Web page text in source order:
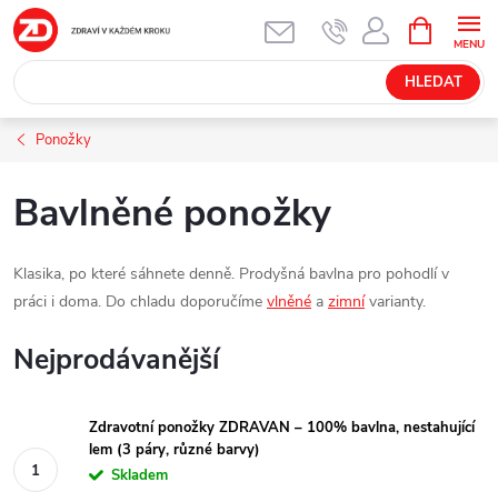
Přejít
na
obsah
HLEDAT
NÁKUPNÍ
KOŠÍK
Ponožky
Bavlněné ponožky
Klasika, po které sáhnete denně. Prodyšná bavlna pro pohodlí v
práci i doma. Do chladu doporučíme vlněné a zimnívarianty.
Nejprodávanější
Zdravotní ponožky ZDRAVAN – 100% bavlna, nestahující
lem (3 páry, různé barvy)
Skladem